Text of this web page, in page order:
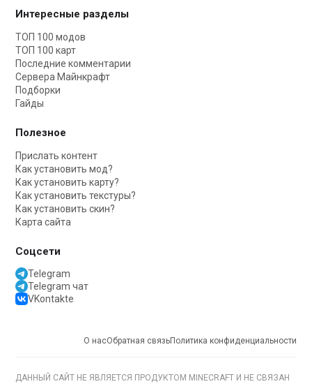
Интересные разделы
ТОП 100 модов
ТОП 100 карт
Последние комментарии
Сервера Майнкрафт
Подборки
Гайды
Полезное
Прислать контент
Как установить мод?
Как установить карту?
Как установить текстуры?
Как установить скин?
Карта сайта
Соцсети
Telegram
Telegram чат
VKontakte
О насОбратная связьПолитика конфиденциальности
ДАННЫЙ САЙТ НЕ ЯВЛЯЕТСЯ ПРОДУКТОМ MINECRAFT И НЕ СВЯЗАН